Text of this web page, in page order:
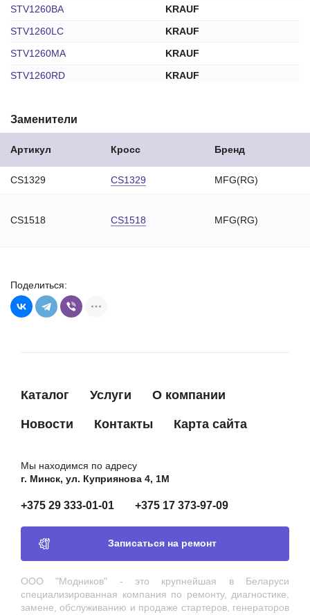
STV1260BA
KRAUF
STV1260LC
KRAUF
STV1260MA
KRAUF
STV1260RD
KRAUF
STV1260YJ
63280091
MAGNETI MARELLI
M000T22472
M000T93581
STV1260RB
MOTORHERZ
28100YV010
TOYOTA
438133
VALEO
455982
VALEO
726062
VALEO
D6RA110
VALEO
Заменители
Артикул Кросс Бренд
CS1329 CS1329 MFG(RG)
CS1518 CS1518 MFG(RG)
Поделиться:
Каталог Услуги О компании
Новости Контакты Карта сайта
Мы находимся по адресу
г. Минск, ул. Куприянова 4, 1М
+375 29 333-01-01 +375 17 373-97-09
Записаться на ремонт
ООО "Модников" - это крупнейшая в Беларуси
специализированная компания по ремонту, диагностике,
замене, обслуживанию и продаже стартеров, генераторов